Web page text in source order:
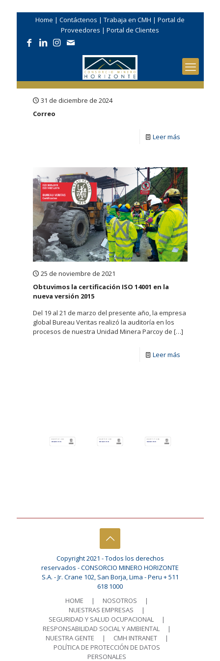
Home | Contáctenos | Trabaja en CMH | Portal de
Proveedores | Portal de Clientes
31 de diciembre de 2024
Correo
Leer más
25 de noviembre de 2021
Obtuvimos la certificación ISO 14001 en la
nueva versión 2015
Del 19 al 21 de marzo del presente año, la empresa
global Bureau Veritas realizó la auditoría en los
procesos de nuestra Unidad Minera Parcoy de […]
Leer más
Copyright 2021 - Todos los derechos
reservados - CONSORCIO MINERO HORIZONTE
S.A. - Jr. Crane 102, San Borja, Lima - Peru + 511
618 1000
HOME
| NOSOTROS
|
NUESTRAS EMPRESAS
|
SEGURIDAD Y SALUD OCUPACIONAL
|
RESPONSABILIDAD SOCIAL Y AMBIENTAL
|
NUESTRA GENTE
| CMH INTRANET
|
POLÍTICA DE PROTECCIÓN DE DATOS
PERSONALES